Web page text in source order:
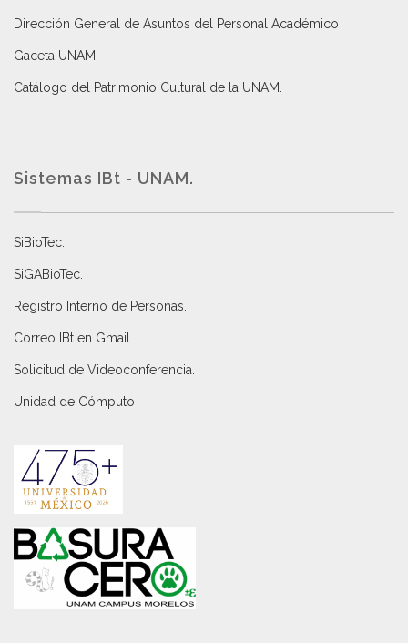
Dirección General de Asuntos del Personal Académico
Gaceta UNAM
Catálogo del Patrimonio Cultural de la UNAM.
Sistemas IBt - UNAM.
SiBioTec
SiGABioTec.
Registro Interno de Personas
Correo IBt en Gmail
Solicitud de Videoconferencia.
Unidad de Cómputo